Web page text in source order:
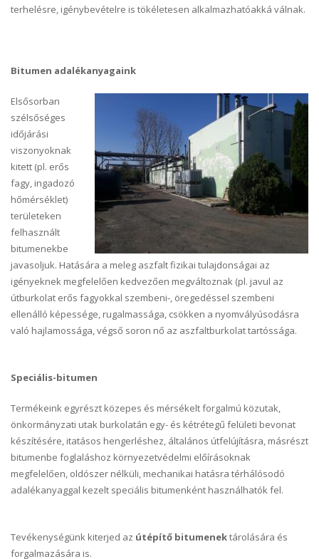
terhelésre, igénybevételre is tökéletesen alkalmazhatóakká válnak.
Bitumen adalékanyagaink
Elsősorban
szélsőséges
időjárási
viszonyoknak
kitett (pl. erős
fagy, ingadozó
hőmérséklet)
területeken
felhasznált
bitumenekbe
javasoljuk. Hatására a meleg aszfalt fizikai tulajdonságai az
igényeknek megfelelően kedvezően megváltoznak (pl. javul az
útburkolat erős fagyokkal szembeni-, öregedéssel szembeni
ellenálló képessége, rugalmassága, csökken a nyomvályúsodásra
való hajlamossága, végső soron nő az aszfaltburkolat tartóssága.
Speciális-bitumen
Termékeink egyrészt közepes és mérsékelt forgalmú közutak,
önkormányzati utak burkolatán egy- és kétrétegű felületi bevonat
készítésére, itatásos hengerléshez, általános útfelújításra, másrészt
bitumenbe foglaláshoz környezetvédelmi előírásoknak
megfelelően, oldószer nélküli, mechanikai hatásra térhálósodó
adalékanyaggal kezelt speciális bitumenként használhatók fel.
Tevékenységünk kiterjed az útépítő bitumenektárolására és
forgalmazására is.